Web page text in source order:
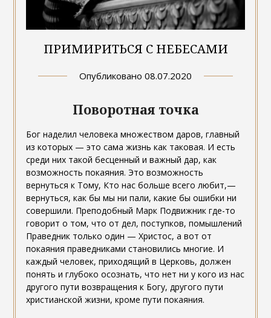
ПРИМИРИТЬСЯ С НЕБЕСАМИ
Опубликовано 08.07.2020
Поворотная точка
Бог наделил человека множеством даров, главный
из которых — это сама жизнь как таковая. И есть
среди них такой бесценный и важный дар, как
возможность покаяния. Это возможность
вернуться к Тому, Кто нас больше всего любит,—
вернуться, как бы мы ни пали, какие бы ошибки ни
совершили. Преподобный Марк Подвижник где-то
говорит о том, что от дел, поступков, помышлений
Праведник только один — Христос, а вот от
покаяния праведниками становились многие. И
каждый человек, приходящий в Церковь, должен
понять и глубоко осознать, что нет ни у кого из нас
другого пути возвращения к Богу, другого пути
христианской жизни, кроме пути покаяния.